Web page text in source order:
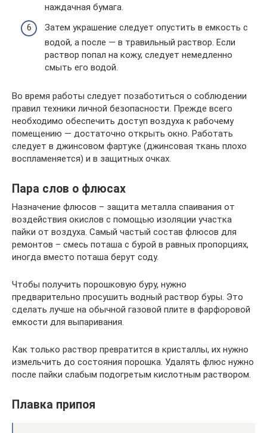
наждачная бумага.
Затем украшение следует опустить в емкость с
водой, а после — в травильный раствор. Если
раствор попал на кожу, следует немедленно
смыть его водой.
Во время работы следует позаботиться о соблюдении
правил техники личной безопасности. Прежде всего
необходимо обеспечить доступ воздуха к рабочему
помещению — достаточно открыть окно. Работать
следует в джинсовом фартуке (джинсовая ткань плохо
воспламеняется) и в защитных очках.
Пара слов о флюсах
Назначение флюсов – защита металла спаивания от
воздействия окислов с помощью изоляции участка
пайки от воздуха. Самый частый состав флюсов для
ремонтов – смесь поташа с бурой в равных пропорциях,
иногда вместо поташа берут соду.
Чтобы получить порошковую буру, нужно
предварительно просушить водный раствор буры. Это
сделать лучше на обычной газовой плите в фарфоровой
емкости для выпаривания.
Как только раствор превратится в кристаллы, их нужно
измельчить до состояния порошка. Удалять флюс нужно
после пайки слабым подогретым кислотным раствором.
Плавка припоя